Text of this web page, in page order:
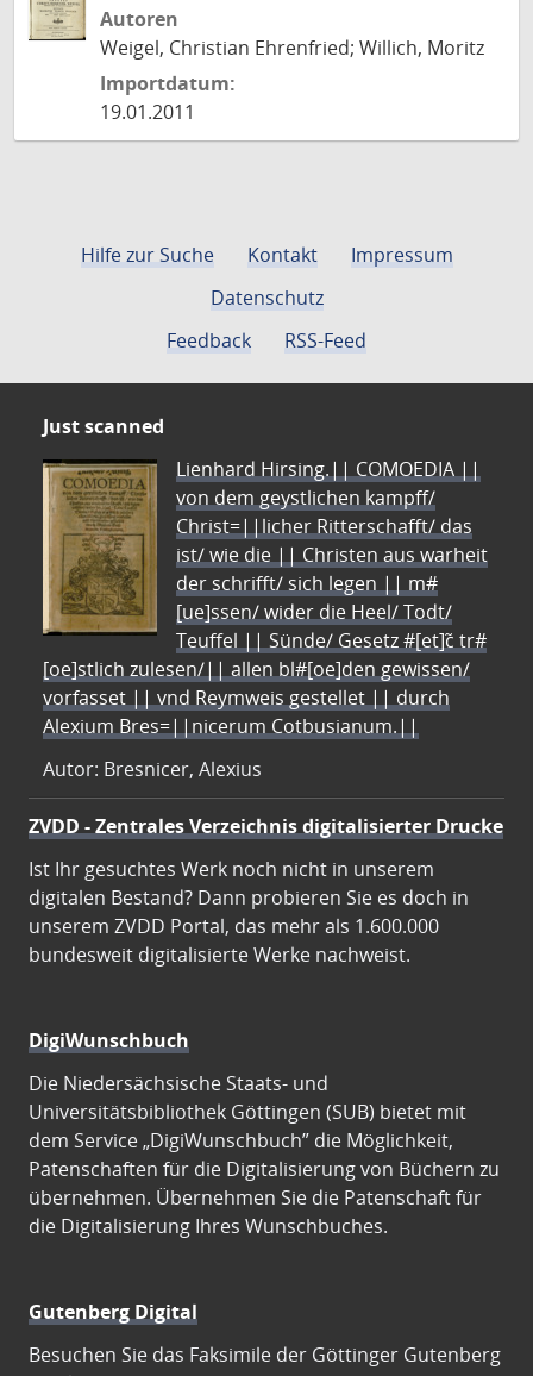
Autoren
Weigel, Christian Ehrenfried; Willich, Moritz
Importdatum:
19.01.2011
Hilfe zur Suche Kontakt
Impressum
Datenschutz
Feedback
RSS-Feed
Just scanned
Lienhard Hirsing.|| COMOEDIA ||
von dem geystlichen kampff/
Christ=||licher Ritterschafft/ das
ist/ wie die || Christen aus warheit
der schrifft/ sich legen || m#
[ue]ssen/ wider die Heel/ Todt/
Teuffel || Sünde/ Gesetz #[et]c̃ tr#
[oe]stlich zulesen/|| allen bl#[oe]den gewissen/
vorfasset || vnd Reymweis gestellet || durch
Alexium Bres=||nicerum Cotbusianum.||
Autor: Bresnicer, Alexius
ZVDD - Zentrales Verzeichnis digitalisierter Drucke
Ist Ihr gesuchtes Werk noch nicht in unserem
digitalen Bestand? Dann probieren Sie es doch in
unserem ZVDD Portal, das mehr als 1.600.000
bundesweit digitalisierte Werke nachweist.
DigiWunschbuch
Die Niedersächsische Staats- und
Universitätsbibliothek Göttingen (SUB) bietet mit
dem Service „DigiWunschbuch” die Möglichkeit,
Patenschaften für die Digitalisierung von Büchern zu
übernehmen. Übernehmen Sie die Patenschaft für
die Digitalisierung Ihres Wunschbuches.
Gutenberg Digital
Besuchen Sie das Faksimile der Göttinger Gutenberg